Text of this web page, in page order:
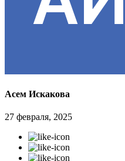
Асем Искакова
27 февраля, 2025